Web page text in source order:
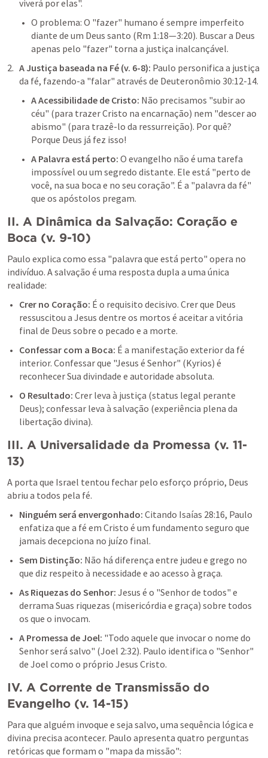
viverá por elas".
O problema: O "fazer" humano é sempre imperfeito
diante de um Deus santo (Rm 1:18—3:20). Buscar a Deus
apenas pelo "fazer" torna a justiça inalcançável.
A Justiça baseada na Fé (v. 6-8): Paulo personifica a justiça
da fé, fazendo-a "falar" através de Deuteronômio 30:12-14.
A Acessibilidade de Cristo: Não precisamos "subir ao
céu" (para trazer Cristo na encarnação) nem "descer ao
abismo" (para trazê-lo da ressurreição). Por quê?
Porque Deus já fez isso!
A Palavra está perto: O evangelho não é uma tarefa
impossível ou um segredo distante. Ele está "perto de
você, na sua boca e no seu coração". É a "palavra da fé"
que os apóstolos pregam.
II. A Dinâmica da Salvação: Coração e
Boca (v. 9-10)
Paulo explica como essa "palavra que está perto" opera no
indivíduo. A salvação é uma resposta dupla a uma única
realidade:
Crer no Coração: É o requisito decisivo. Crer que Deus
ressuscitou a Jesus dentre os mortos é aceitar a vitória
final de Deus sobre o pecado e a morte.
Confessar com a Boca: É a manifestação exterior da fé
interior. Confessar que "Jesus é Senhor" (Kyrios) é
reconhecer Sua divindade e autoridade absoluta.
O Resultado: Crer leva à justiça (status legal perante
Deus); confessar leva à salvação (experiência plena da
libertação divina).
III. A Universalidade da Promessa (v. 11-
13)
A porta que Israel tentou fechar pelo esforço próprio, Deus
abriu a todos pela fé.
Ninguém será envergonhado: Citando Isaías 28:16, Paulo
enfatiza que a fé em Cristo é um fundamento seguro que
jamais decepciona no juízo final.
Sem Distinção: Não há diferença entre judeu e grego no
que diz respeito à necessidade e ao acesso à graça.
As Riquezas do Senhor: Jesus é o "Senhor de todos" e
derrama Suas riquezas (misericórdia e graça) sobre todos
os que o invocam.
A Promessa de Joel: "Todo aquele que invocar o nome do
Senhor será salvo" (Joel 2:32). Paulo identifica o "Senhor"
de Joel como o próprio Jesus Cristo.
IV. A Corrente de Transmissão do
Evangelho (v. 14-15)
Para que alguém invoque e seja salvo, uma sequência lógica e
divina precisa acontecer. Paulo apresenta quatro perguntas
retóricas que formam o "mapa da missão":